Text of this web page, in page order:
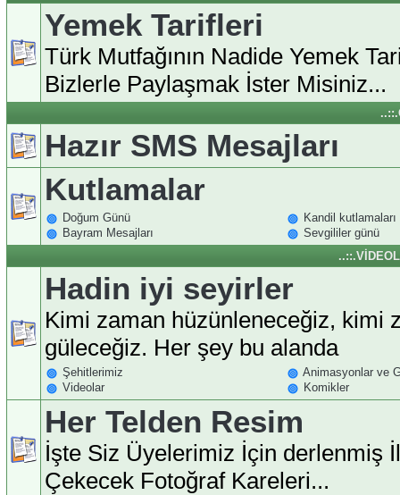
Yemek Tarifleri
Türk Mutfağının Nadide Yemek
Bizlerle Paylaşmak İster Misiniz...
Hazır SMS Mesajları
Kutlamalar
Doğum Günü
Kandil kutlamaları
Bayram Mesajları
Sevgililer günü
Hadin iyi seyirler
Kimi zaman hüzünleneceğiz, kimi
güleceğiz. Her şey bu alanda
Şehitlerimiz
Animasyonlar ve
Videolar
Komikler
Her Telden Resim
İşte Siz Üyelerimiz İçin derlenmiş
Çekecek Fotoğraf Kareleri...